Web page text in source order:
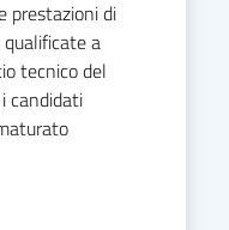
prestazioni di
a
tecnico del
candidati